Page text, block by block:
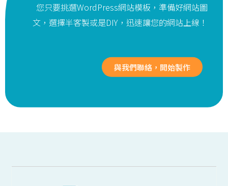
您只要挑選WordPress網站模板，準備好網站圖
文，選擇半客製或是DIY，迅速讓您的網站上線！
與我們聯絡，開始製作